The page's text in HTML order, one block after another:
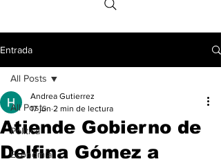
Entrada
All Posts
Política
Economía
All Posts
Atiende Gobierno de
Delfina Gómez a
Andrea Gutierrez
17 jun 2 min de lectura